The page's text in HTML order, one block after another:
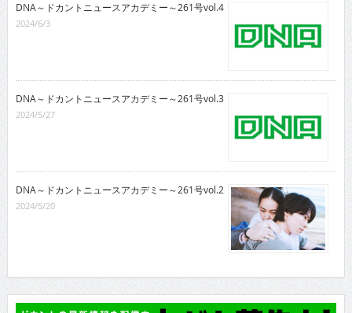
DNA～ドカントニュースアカデミー～261号vol.4
2024/6/3
DNA～ドカントニュースアカデミー～261号vol.3
2024/5/27
DNA～ドカントニュースアカデミー～261号vol.2
2024/5/20